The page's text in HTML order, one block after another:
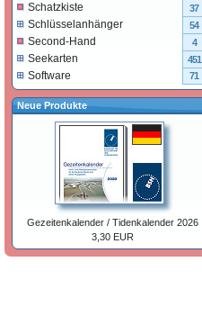
Schatzkiste 37
Schlüsselanhänger 54
Second-Hand 4
Seekarten 451
Software 71
Neue Produkte
Gezeitenkalender / Tidenkalender 2026
3,30 EUR